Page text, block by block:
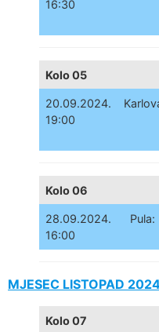
16:30
Kolo 05
20.09.2024.
19:00
Kolo 06
28.09.2024.
16:00
Pula:
MJESEC LISTOPAD
Kolo 07